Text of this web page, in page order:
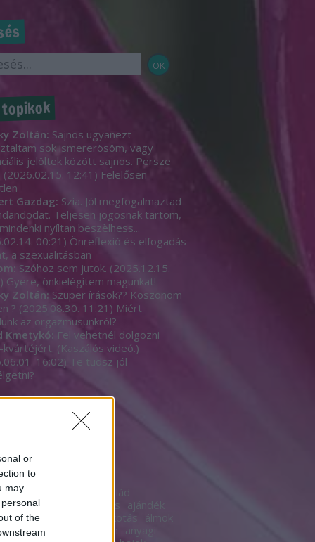
or
to
may
of the
Zoltán: Sajnos ugyanezt
sok ismererösöm, vagy
jelöltek között sajnos. Persze
(2026.02.15. 12:41 ) Felelősen
Gazdag: Szia. Jól megfogalmaztad
Teljesen jogosnak tartom,
nyíltan beszèlhess...
00:21 ) Önreflexió és elfogadás
a szexualitásban
Szóhoz sem jutok. (2025.12.15.
) Gyere, önkielégítem magunkat!
Zoltán: Szuper írások?? Köszönöm
? (2025.08.30. 11:21 ) Miért
az orgazmusunkról?
Kmetykó: Fel vehetnél dolgozni
(Kaszálós videó.)
16:02) Te tudsz jól
18
acsaládazcsalád
agyalás ajándék
akarat alkotás álmok
alternatíva anonim anyagi